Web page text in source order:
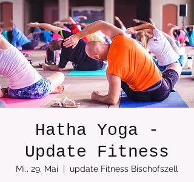
Hatha Yoga -
Update Fitness
Mi., 29. Mai
  |
update Fitness Bischofszell